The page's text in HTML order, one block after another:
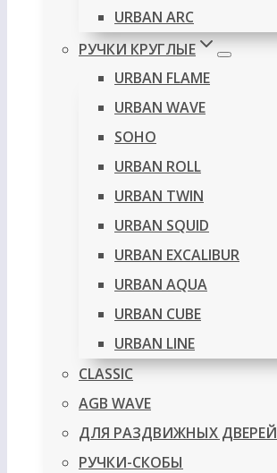
URBAN ARC
РУЧКИ КРУГЛЫЕ
URBAN FLAME
URBAN WAVE
SOHO
URBAN ROLL
URBAN TWIN
URBAN SQUID
URBAN EXCALIBUR
URBAN AQUA
URBAN CUBE
URBAN LINE
CLASSIC
AGB WAVE
ДЛЯ РАЗДВИЖНЫХ ДВЕРЕЙ
РУЧКИ-СКОБЫ